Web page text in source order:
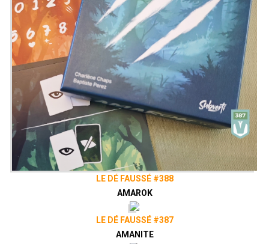
LE DÉ FAUSSÉ #388
AMAROK
LE DÉ FAUSSÉ #387
AMANITE